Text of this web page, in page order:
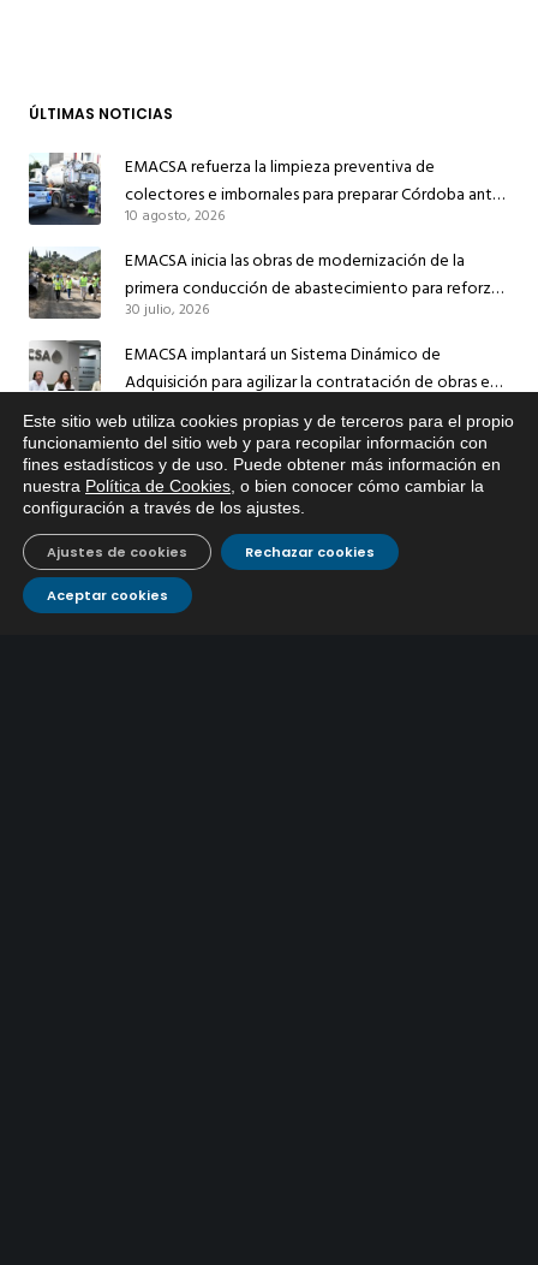
ÚLTIMAS NOTICIAS
EMACSA refuerza la limpieza preventiva de
colectores e imbornales para preparar Córdoba ante
las lluvias
10 agosto, 2026
EMACSA inicia las obras de modernización de la
primera conducción de abastecimiento para reforzar
el suministro de agua de Córdoba
30 julio, 2026
EMACSA implantará un Sistema Dinámico de
Adquisición para agilizar la contratación de obras en
sus redes e instalaciones
EMACSA inicia hoy las obras de una nueva arteria de
abastecimiento y una red de agua no potable en
Ingeniero Ruiz de Azúa
13 julio, 2026
Caracterización ZA Córdoba Red Quemadas- 1ª Sem
2026
9 julio, 2026
Este sitio web utiliza cookies propias y de terceros para el propio
funcionamiento del sitio web y para recopilar información con
fines estadísticos y de uso. Puede obtener más información en
nuestra Política de Cookies , o bien conocer cómo cambiar la
configuración a través de los ajustes
Aceptar cookies
Rechazar cookies
Ajustes de cookies
Si tiene cualquier duda sobre
EMACSA, haga click abajo.